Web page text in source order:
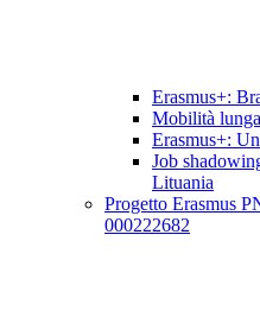
Erasmus+:
Mobilità
Erasmus+:
Job
Lituania
Progetto Erasmus
000222682